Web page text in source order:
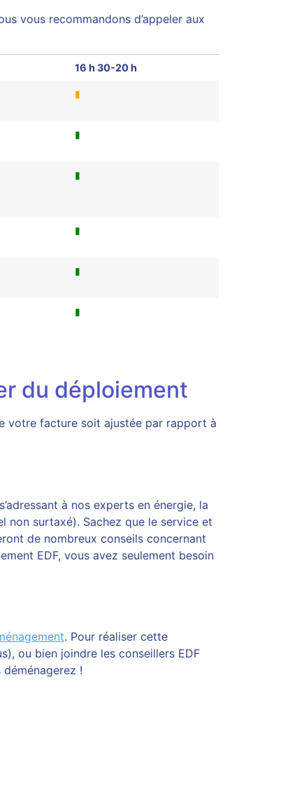
vous recommandons d’appeler aux
16 h 30-20 h
▮
▮
▮
▮
▮
▮
du déploiement
votre facture soit ajustée par rapport à
à nos experts en énergie, la
non surtaxé). Sachez que le service et
de nombreux conseils concernant
EDF, vous avez seulement besoin
. Pour réaliser cette
ou bien joindre les conseillers EDF
!